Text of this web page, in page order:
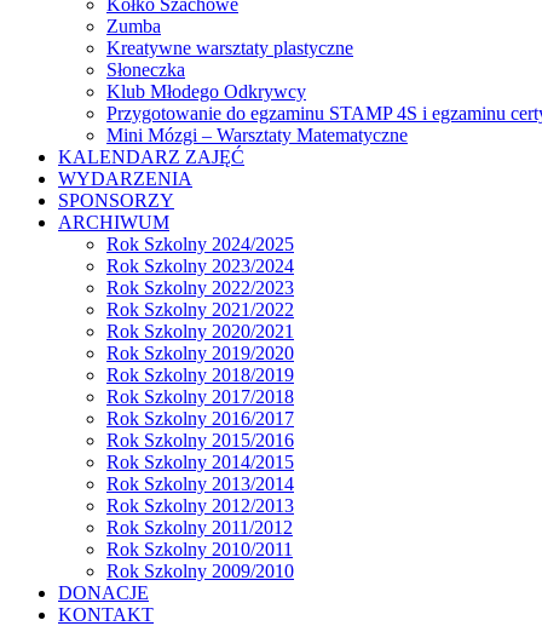
Kółko Szachowe
Zumba
Kreatywne warsztaty plastyczne
Słoneczka
Klub Młodego Odkrywcy
Przygotowanie do egzaminu STAMP 4S i egzaminu
Mini Mózgi – Warsztaty Matematyczne
KALENDARZ ZAJĘĆ
WYDARZENIA
SPONSORZY
ARCHIWUM
Rok Szkolny 2024/2025
Rok Szkolny 2023/2024
Rok Szkolny 2022/2023
Rok Szkolny 2021/2022
Rok Szkolny 2020/2021
Rok Szkolny 2019/2020
Rok Szkolny 2018/2019
Rok Szkolny 2017/2018
Rok Szkolny 2016/2017
Rok Szkolny 2015/2016
Rok Szkolny 2014/2015
Rok Szkolny 2013/2014
Rok Szkolny 2012/2013
Rok Szkolny 2011/2012
Rok Szkolny 2010/2011
Rok Szkolny 2009/2010
DONACJE
KONTAKT